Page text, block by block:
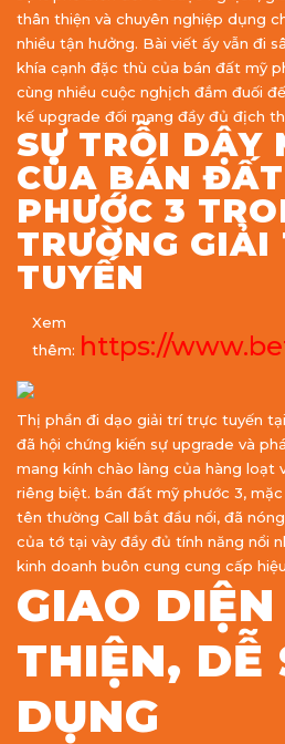
thân thiện và chuyên nghiệp dụng
nhiều tận hưởng. Bài viết ấy vẫn đi
khía cạnh đặc thù của bán đất mỹ
cùng nhiều cuộc nghịch đắm đuối
kế upgrade đối mang đầy đủ địch
SỰ TRỖI DẬY
CỦA BÁN
PHƯỚC 3
TRƯỜNG GIẢI
TUYẾN
Xem
thêm: https://
Thị phần đi dạo giải trí trực tuyến
đã hội chứng kiến sự upgrade và
mang kính chào làng của hàng loạt
riêng biệt. bán đất mỹ phước 3,
tên thường Call bắt đầu nổi, đã
của tớ tại vày đầy đủ tính năng nổi
kinh doanh buôn cung cung cấp
GIAO
THIỆN, DỄ
DỤNG